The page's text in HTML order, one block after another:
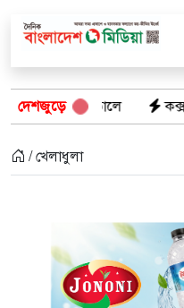
দেশজুড়ে কক্সবাজার উখিয়া
/ খেলাধুলা